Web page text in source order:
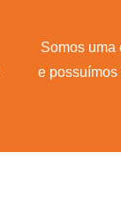
Somos uma
e